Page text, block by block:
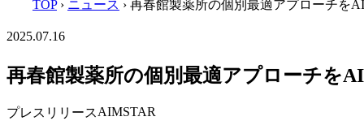
TOP › ニュース › 再春館製薬所の個別最適アプローチを
2025.07.16
再春館製薬所の個別最適アプローチを
プレスリリースAIMSTAR